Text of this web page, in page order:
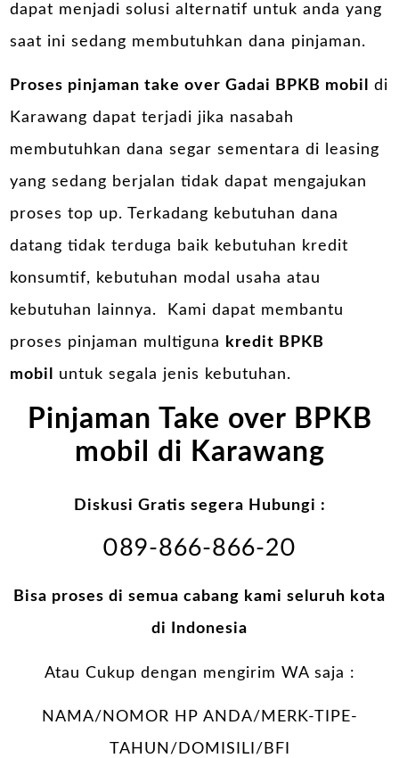
dapat menjadi solusi alternatif untuk anda yang
saat ini sedang membutuhkan dana pinjaman.
Proses pinjaman take over Gadai BPKB mobil
di
Karawang dapat terjadi jika nasabah
membutuhkan dana segar sementara di leasing
yang sedang berjalan tidak dapat mengajukan
proses top up. Terkadang kebutuhan dana
datang tidak terduga baik kebutuhan kredit
konsumtif, kebutuhan modal usaha atau
kebutuhan lainnya. Kami dapat membantu
proses pinjaman multiguna
kredit BPKB
mobil
untuk segala jenis kebutuhan.
Pinjaman Take over BPKB
mobil di Karawang
Diskusi Gratis segera Hubungi :
089-866-866-20
Bisa proses di semua cabang kami seluruh kota
di Indonesia
Atau Cukup dengan mengirim WA saja :
NAMA/NOMOR HP ANDA/MERK-TIPE-
TAHUN/DOMISILI/BFI